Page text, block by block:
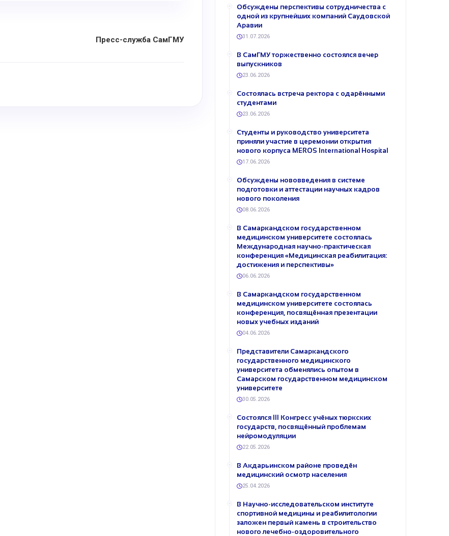
Пресс-служба СамГМУ
Обсуждены перспективы сотрудничества с
одной из крупнейших компаний Саудовской
Аравии
31.07.2026
В СамГМУ торжественно состоялся вечер
выпускников
23.06.2026
Состоялась встреча ректора с одарёнными
студентами
23.06.2026
Студенты и руководство университета
приняли участие в церемонии открытия
нового корпуса MEROS International Hospital
17.06.2026
Обсуждены нововведения в системе
подготовки и аттестации научных кадров
нового поколения
08.06.2026
В Самаркандском государственном
медицинском университете состоялась
Международная научно-практическая
конференция «Медицинская реабилитация:
достижения и перспективы»
06.06.2026
В Самаркандском государственном
медицинском университете состоялась
конференция, посвящённая презентации
новых учебных изданий
04.06.2026
Представители Самаркандского
государственного медицинского
университета обменялись опытом в
Самарском государственном медицинском
университете
30.05.2026
Состоялся III Конгресс учёных тюркских
государств, посвящённый проблемам
нейромодуляции
22.05.2026
В Акдарьинском районе проведён
медицинский осмотр населения
25.04.2026
В Научно-исследовательском институте
спортивной медицины и реабилитологии
заложен первый камень в строительство
нового лечебно-оздоровительного